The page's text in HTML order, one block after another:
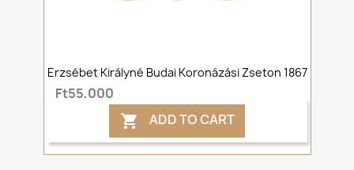
Erzsébet Királyné Budai Koronázási Zseton 1867
Ft55,000
 ADD TO CART